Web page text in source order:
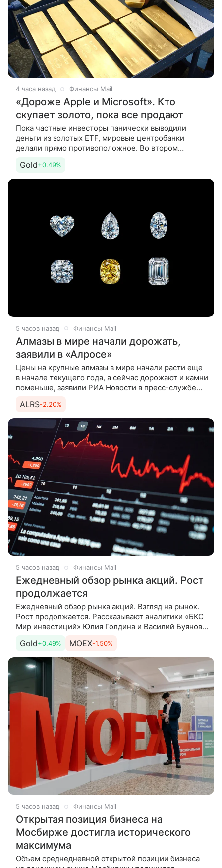
4 часа назад Финансы Mail
«Дороже Apple и Microsoft». Кто
скупает золото, пока все продают
Пока частные инвесторы панически выводили
деньги из золотых ETF, мировые центробанки
делали прямо противоположное. Во втором
тонн золота — на 62% больше,
Gold+0.49%
5 часов назад Финансы Mail
Алмазы в мире начали дорожать,
заявили в «Алросе»
Цены на крупные алмазы в мире начали расти еще
в начале текущего года, а сейчас дорожают и камни
поменьше, заявили РИА Новости в пресс-службе
рост цен начался
ALRS-2.20%
5 часов назад Финансы Mail
Ежедневный обзор рынка акций. Рост
продолжается
Ежедневный обзор рынка акций. Взгляд на рынок.
Рост продолжается. Рассказывают аналитики «БКС
Мир инвестиций» Юлия Голдина и Василий Буянов.
сдержанной ноте:
Gold+0.49% MOEX-1.50%
5 часов назад Финансы Mail
Открытая позиция бизнеса на
Мосбирже достигла исторического
максимума
Объем среднедневной открытой позиции бизнеса